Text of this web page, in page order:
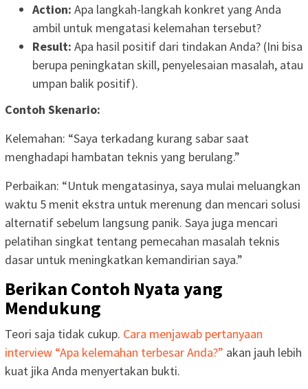
Action: Apa langkah-langkah konkret yang Anda
ambil untuk mengatasi kelemahan tersebut?
Result: Apa hasil positif dari tindakan Anda? (Ini bisa
berupa peningkatan skill, penyelesaian masalah, atau
umpan balik positif).
Contoh Skenario:
Kelemahan: “Saya terkadang kurang sabar saat
menghadapi hambatan teknis yang berulang.”
Perbaikan: “Untuk mengatasinya, saya mulai meluangkan
waktu 5 menit ekstra untuk merenung dan mencari solusi
alternatif sebelum langsung panik. Saya juga mencari
pelatihan singkat tentang pemecahan masalah teknis
dasar untuk meningkatkan kemandirian saya.”
Berikan Contoh Nyata yang
Mendukung
Teori saja tidak cukup. Cara menjawab pertanyaan
interview “Apa kelemahan terbesar Anda?” akan jauh lebih
kuat jika Anda menyertakan bukti.